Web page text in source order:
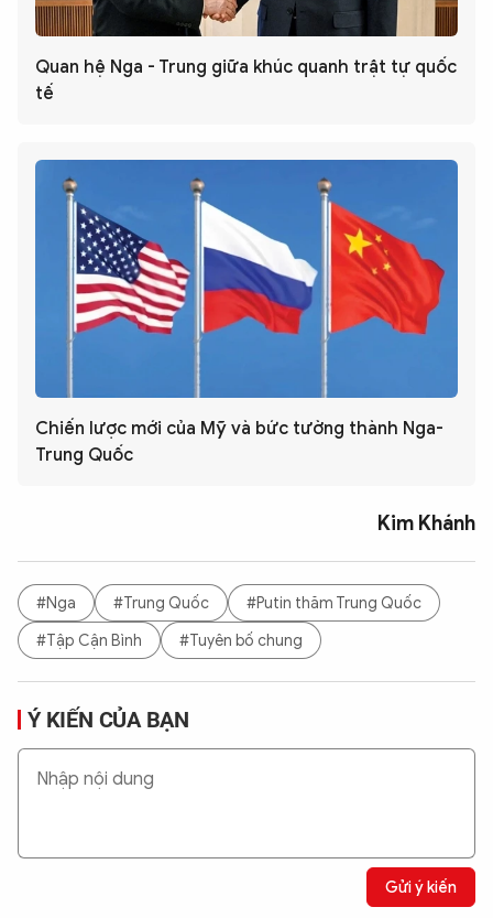
Quan hệ Nga - Trung giữa khúc quanh trật tự quốc
tế
Chiến lược mới của Mỹ và bức tường thành Nga-
Trung Quốc
Kim Khánh
#Nga #Trung Quốc
#Putin thăm Trung Quốc
#Tập Cận Bình
#Tuyên bố chung
Ý KIẾN CỦA BẠN
Gửi ý kiến